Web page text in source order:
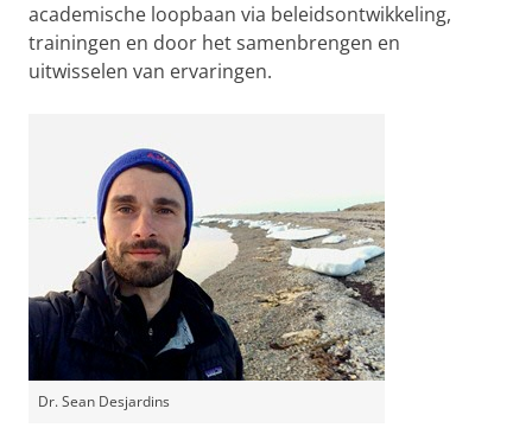
academische loopbaan via beleidsontwikkeling,
trainingen en door het samenbrengen en
uitwisselen van ervaringen.
Dr. Sean Desjardins